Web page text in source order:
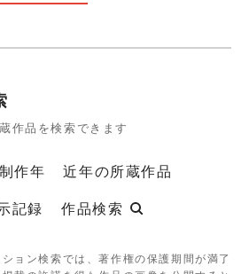
作品を検索できます
制作年
近年の所蔵作品
記録 作品検索
ョン検索では、著作権の保護期間が満了